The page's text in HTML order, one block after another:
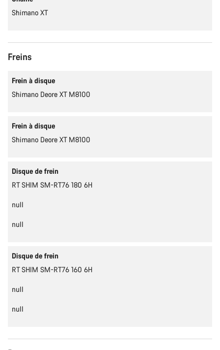
Shimano XT
Freins
Frein à disque
Shimano Deore XT M8100
Frein à disque
Shimano Deore XT M8100
Disque de frein
RT SHIM SM-RT76 180 6H
null
null
Disque de frein
RT SHIM SM-RT76 160 6H
null
null